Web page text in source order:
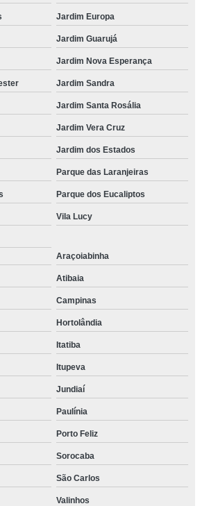
Jardim Europa
Jardim Guarujá
Jardim Nova Esperança
Jardim Sandra
Jardim Santa Rosália
Jardim Vera Cruz
Jardim dos Estados
Parque das Laranjeiras
Parque dos Eucaliptos
Vila Lucy
Araçoiabinha
Atibaia
Campinas
Hortolândia
Itatiba
Itupeva
Jundiaí
Paulínia
Porto Feliz
Sorocaba
São Carlos
Valinhos